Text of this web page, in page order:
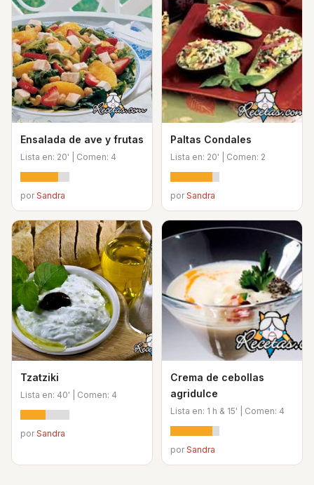
Ensalada de ave y frutas
Lista en: 20' | Comen: 4
porSandra
Paltas Condales
Lista en: 20' | Comen: 2
porSandra
Tzatziki
Lista en: 40' | Comen: 4
porSandra
Crema de cebollas
agridulce
Lista en: 1 h & 15' | Comen: 4
porSandra